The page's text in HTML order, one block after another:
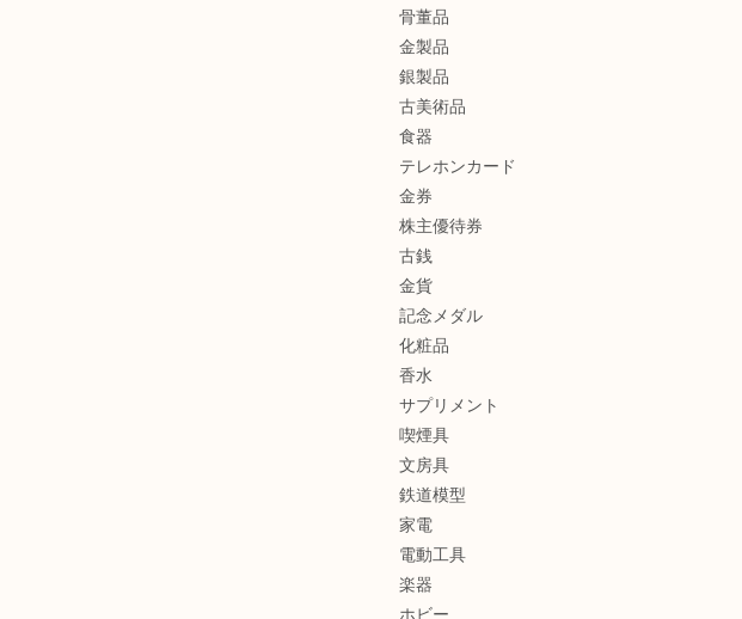
骨董品
金製品
銀製品
古美術品
食器
テレホンカード
金券
株主優待券
古銭
金貨
記念メダル
化粧品
香水
サプリメント
喫煙具
文房具
鉄道模型
家電
電動工具
楽器
ホビー